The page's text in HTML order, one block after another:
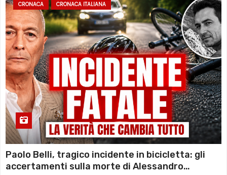
CRONACA CRONACA ITALIANA
Paolo Belli, tragico incidente in bicicletta: gli
accertamenti sulla morte di Alessandro